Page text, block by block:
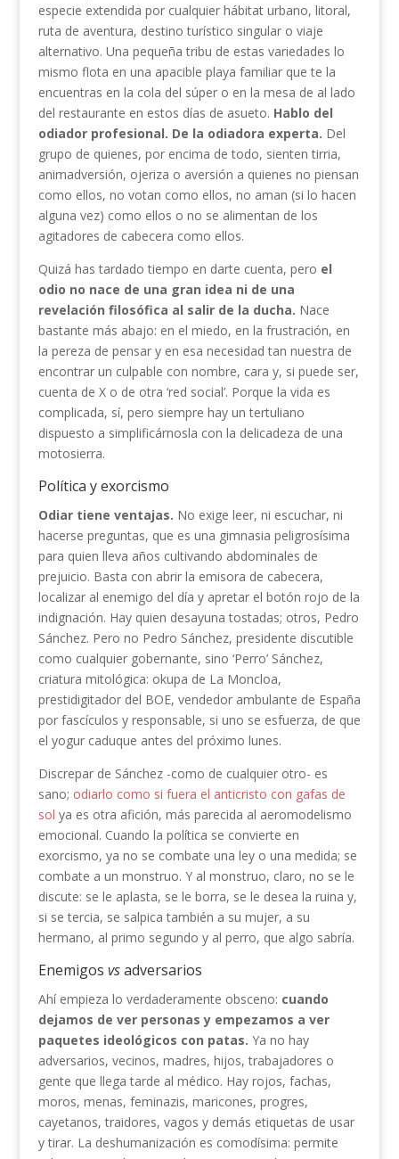
especie extendida por cualquier hábitat urbano, litoral,
ruta de aventura, destino turístico singular o viaje
alternativo. Una pequeña tribu de estas variedades lo
mismo flota en una apacible playa familiar que te la
encuentras en la cola del súper o en la mesa de al lado
del restaurante en estos días de asueto. Hablo del
odiador profesional. De la odiadora experta. Del
grupo de quienes, por encima de todo, sienten tirria,
animadversión, ojeriza o aversión a quienes no piensan
como ellos, no votan como ellos, no aman (si lo hacen
alguna vez) como ellos o no se alimentan de los
agitadores de cabecera como ellos.
Quizá has tardado tiempo en darte cuenta, pero el
odio no nace de una gran idea ni de una
revelación filosófica al salir de la ducha. Nace
bastante más abajo: en el miedo, en la frustración, en
la pereza de pensar y en esa necesidad tan nuestra de
encontrar un culpable con nombre, cara y, si puede ser,
cuenta de X o de otra ‘red social’. Porque la vida es
complicada, sí, pero siempre hay un tertuliano
dispuesto a simplificárnosla con la delicadeza de una
motosierra.
Política y exorcismo
Odiar tiene ventajas. No exige leer, ni escuchar, ni
hacerse preguntas, que es una gimnasia peligrosísima
para quien lleva años cultivando abdominales de
prejuicio. Basta con abrir la emisora de cabecera,
localizar al enemigo del día y apretar el botón rojo de la
indignación. Hay quien desayuna tostadas; otros, Pedro
Sánchez. Pero no Pedro Sánchez, presidente discutible
como cualquier gobernante, sino ‘Perro’ Sánchez,
criatura mitológica: okupa de La Moncloa,
prestidigitador del BOE, vendedor ambulante de España
por fascículos y responsable, si uno se esfuerza, de que
el yogur caduque antes del próximo lunes.
Discrepar de Sánchez -como de cualquier otro- es
sano; odiarlo como si fuera el anticristo con gafas de
sol ya es otra afición, más parecida al aeromodelismo
emocional. Cuando la política se convierte en
exorcismo, ya no se combate una ley o una medida; se
combate a un monstruo. Y al monstruo, claro, no se le
discute: se le aplasta, se le borra, se le desea la ruina y,
si se tercia, se salpica también a su mujer, a su
hermano, al primo segundo y al perro, que algo sabría.
Enemigos vsadversarios
Ahí empieza lo verdaderamente obsceno: cuando
dejamos de ver personas y empezamos a ver
paquetes ideológicos con patas. Ya no hay
adversarios, vecinos, madres, hijos, trabajadores o
gente que llega tarde al médico. Hay rojos, fachas,
moros, menas, feminazis, maricones, progres,
cayetanos, traidores, vagos y demás etiquetas de usar
y tirar. La deshumanización es comodísima: permite